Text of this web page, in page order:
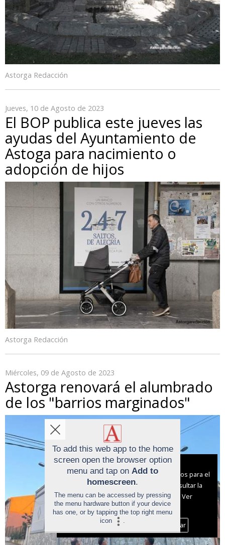
Astorga Redacción
Jueves, 10 de Agosto de 2023
El BOP publica este jueves las
ayudas del Ayuntamiento de
Astoga para nacimiento o
adopción de hijos
Astorga Redacción
Miércoles, 09 de Agosto de 2023
Astorga renovará el alumbrado
de los "barrios marginados"
Aviso sobre el Uso de cookies:
Utilizamos cookies nuestras y de terceros para el
funcionamiento del digital. Puedes consultar la
lista de cookies y como desconectarlas.
Ver
nuestra Política de Privacidad y Cookies
Aceptar Cookies
Personalizar
To add this web app to the home
screen open the browser option
menu and tap on Add to
homescreen.
The menu can be accessed by pressing
the menu hardware button if your device
has one, or by tapping the top right menu
icon
.